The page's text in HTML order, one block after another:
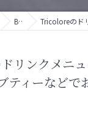
BLOG Tricoloreのドリンクメニュー｜コ
リンクメニュ
ティーなどで